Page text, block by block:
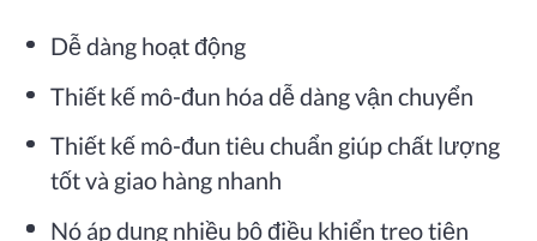
Dễ dàng hoạt động
Thiết kế mô-đun hóa dễ dàng vận chuyển
Thiết kế mô-đun tiêu chuẩn giúp chất lượng
tốt và giao hàng nhanh
Nó áp dụng nhiều bộ điều khiển treo tiện